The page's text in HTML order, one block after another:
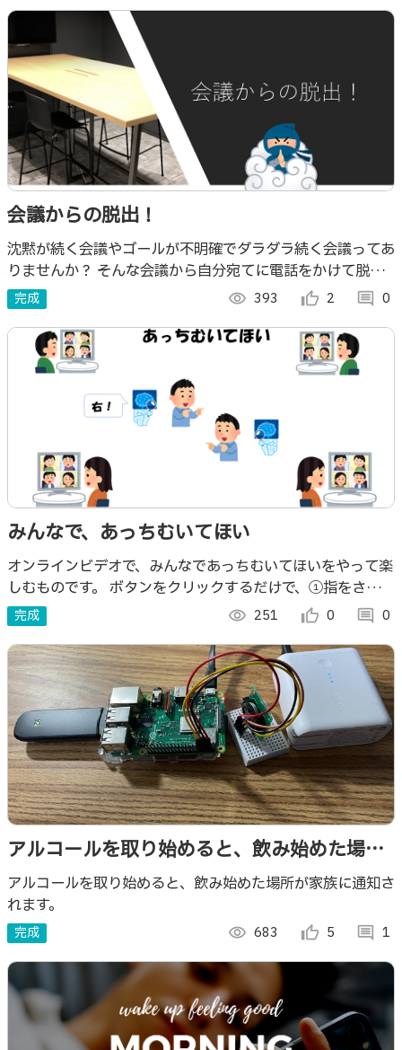
会議からの脱出！
沈黙が続く会議やゴールが不明確でダラダラ続く会議ってあ
りませんか？ そんな会議から自分宛てに電話をかけて脱出
するツールを作成しました。
完成 visibility 393 thumb_up_alt 2 comment 0
みんなで、あっちむいてほい
オンラインビデオで、みんなであっちむいてほいをやって楽
しむものです。 ボタンをクリックするだけで、①指をさし
て、②顔の向きを判定し、③結果を表示します。 どんな年
代の方もみんなで楽しむことができます。
完成 visibility 251 thumb_up_alt 0 comment 0
アルコールを取り始めると、飲み始めた場所
が家族に通知されるシステム
アルコールを取り始めると、飲み始めた場所が家族に通知さ
れます。
完成 visibility 683 thumb_up_alt 5 comment 1